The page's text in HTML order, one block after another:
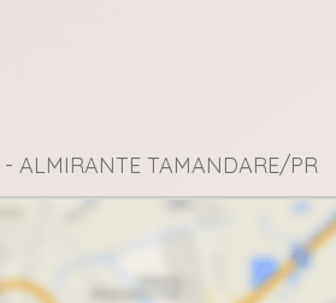
ALMIRANTE TAMANDARE/PR